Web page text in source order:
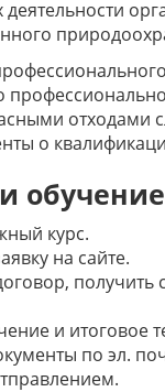
деятельности
отходами
о
обучение
курс.
на сайте.
получить
и итоговое
по эл.